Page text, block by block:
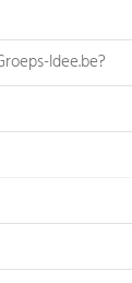
Idee.be?